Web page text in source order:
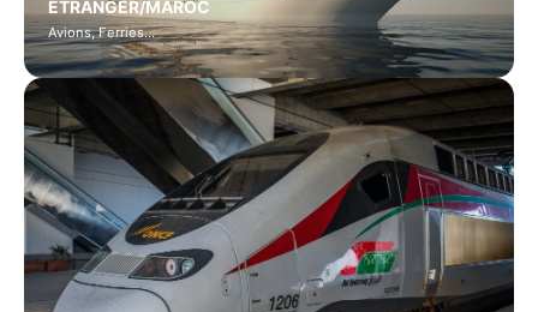
ÉTRANGER/MAROC
Avions, Ferries…